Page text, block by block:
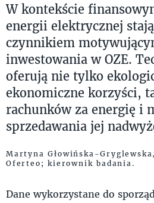
W kontekście
energii elektrycznej
czynnikiem
inwestowania w OZE.
oferują nie tylko
ekonomiczne korzyści,
rachunków za energię i
sprzedawania jej
Martyna Głowińska-
Oferteo; kierownik badania.
Dane wykorzystane do